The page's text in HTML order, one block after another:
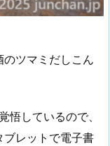
ツマミだしこん
しているので、
ブレットで電子書